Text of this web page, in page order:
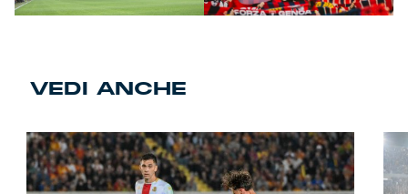
VEDI ANCHE